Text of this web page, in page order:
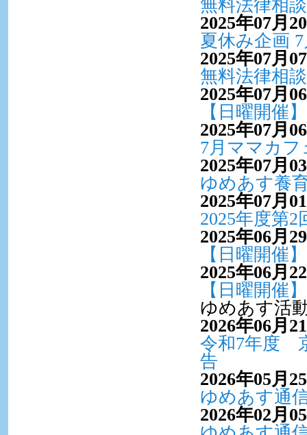
無料法律相談
2025年07月
夏休み企画
2025年07月
無料法律相談
2025年07月
【日曜開催
2025年07月
7月ママカ
2025年07月
ゆめあす養
2025年07月
2025年度第
2025年06月
【日曜開催
2025年06月
【日曜開催
ゆめあす活
2026年06月
令和7年度
告
2026年05月
ゆめあす通
2026年02月